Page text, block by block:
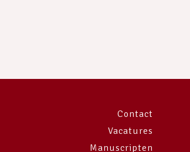
Contact
Vacatures
Manuscripten